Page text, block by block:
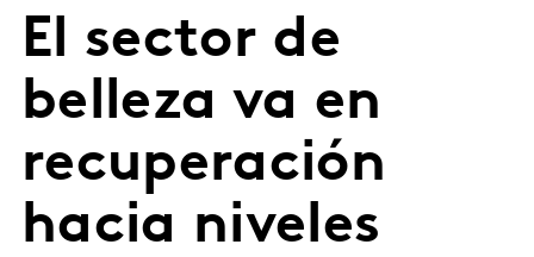
El sector de
belleza va en
recuperación
hacia niveles